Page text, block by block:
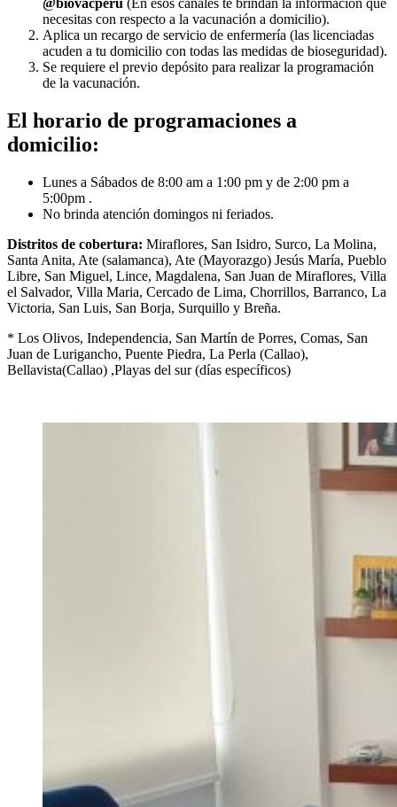
@biovacperu (En esos canales te brindan la información que
necesitas con respecto a la vacunación a domicilio).
Aplica un recargo de servicio de enfermería (las licenciadas
acuden a tu domicilio con todas las medidas de bioseguridad).
Se requiere el previo depósito para realizar la programación
de la vacunación.
El horario de programaciones a
domicilio:
Lunes a Sábados de 8:00 am a 1:00 pm y de 2:00 pm a
5:00pm .
No brinda atención domingos ni feriados.
Distritos de cobertura: Miraflores, San Isidro, Surco, La Molina,
Santa Anita, Ate (salamanca), Ate (Mayorazgo) Jesús María, Pueblo
Libre, San Miguel, Lince, Magdalena, San Juan de Miraflores, Villa
el Salvador, Villa Maria, Cercado de Lima, Chorrillos, Barranco, La
Victoria, San Luis, San Borja, Surquillo y Breña.
* Los Olivos, Independencia, San Martín de Porres, Comas, San
Juan de Lurigancho, Puente Piedra, La Perla (Callao),
Bellavista(Callao) ,Playas del sur (días específicos)